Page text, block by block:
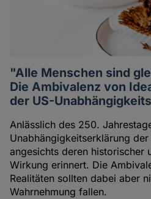
"Alle Menschen sind
Die Ambivalenz von
der US-
Anlässlich des 250.
Unabhängigkeitserklärung
angesichts deren historischer
Wirkung erinnert. Die
Realitäten sollten dabei aber
Wahrnehmung fallen.